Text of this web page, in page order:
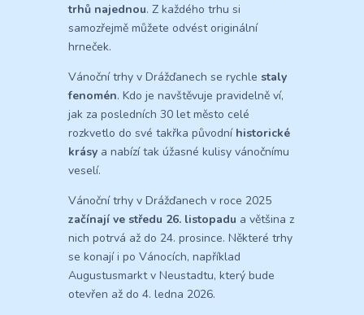
trhů najednou. Z každého trhu si
samozřejmě můžete odvést originální
hrneček.
Vánoční trhy v Drážďanech se rychle staly
fenomén. Kdo je navštěvuje pravidelně ví,
jak za posledních 30 let město celé
rozkvetlo do své takřka původní historické
krásy a nabízí tak úžasné kulisy vánočnímu
veselí.
Vánoční trhy v Drážďanech v roce 2025
začínají ve středu 26. listopadu a většina z
nich potrvá až do 24. prosince. Některé trhy
se konají i po Vánocích, například
Augustusmarkt v Neustadtu, který bude
otevřen až do 4. ledna 2026​.